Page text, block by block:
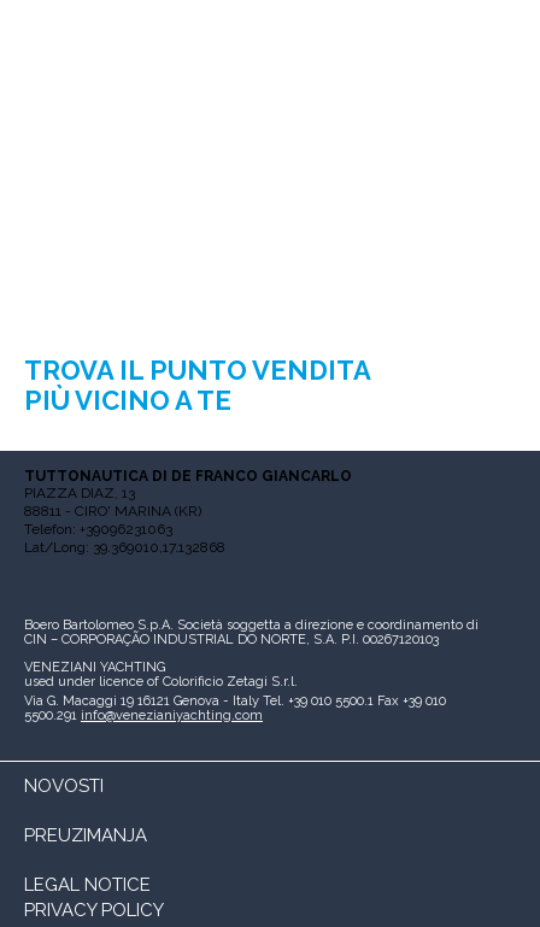
TROVA IL PUNTO VENDITA
PIÙ VICINO A TE
TUTTONAUTICA DI DE FRANCO GIANCARLO
PIAZZA DIAZ, 13
88811 - CIRO' MARINA (KR)
Telefon: +39096231063
Lat/Long: 39.369010,17.132868
Boero Bartolomeo S.p.A. Società soggetta a direzione e coordinamento di
CIN – CORPORAÇÃO INDUSTRIAL DO NORTE, S.A. P.I. 00267120103
VENEZIANI YACHTING
used under licence of Colorificio Zetagi S.r.l.
Via G. Macaggi 19 16121 Genova - Italy Tel. +39 010 5500.1 Fax +39 010
5500.291 info@venezianiyachting.com
NOVOSTI
PREUZIMANJA
LEGAL NOTICE
PRIVACY POLICY